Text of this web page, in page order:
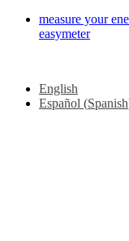
measure your
easymeter
English
Español (Spanish